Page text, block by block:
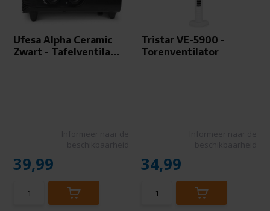
Ufesa Alpha Ceramic
Zwart - Tafelventila...
39,99
Tristar VE-5900 -
Torenventilator
34,99